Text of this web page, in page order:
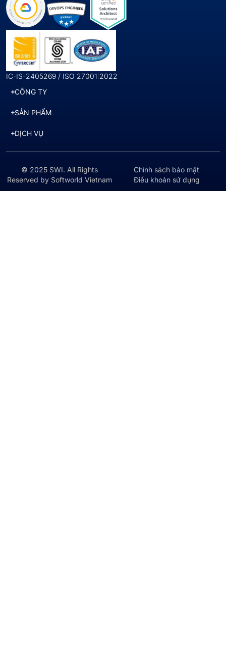
IC-IS-2405269 / ISO 27001:2022
CÔNG TY
SẢN PHẨM
DỊCH VỤ
© 2025 SWI. All Rights
Reserved by Softworld Vietnam
Chính sách bảo mật
Điều khoản sử dụng